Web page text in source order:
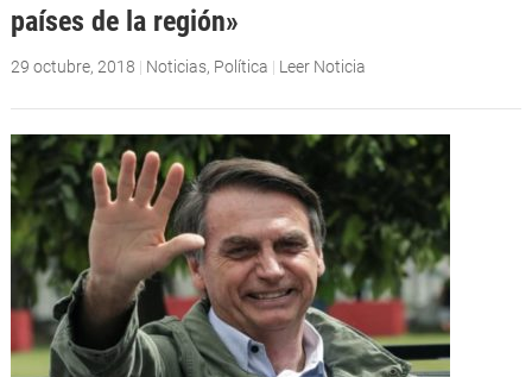
países de la región»
29 octubre, 2018 | Noticias, Política | Leer Noticia